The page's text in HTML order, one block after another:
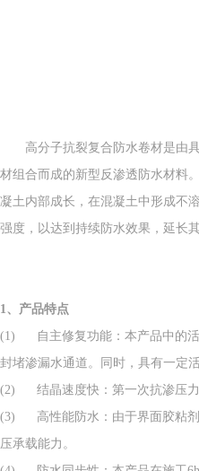
高分子抗裂复合防水卷材是由
材组合而成的新型反渗透防水材料
凝土内部成长，在混凝土中形成不
强度，以达到持续防水效果，延长其
1、产品特点
(1) 自主修复功能：本产品中的活
封堵渗漏水通道。同时，具有一定
(2) 结晶速度快：第一次抗渗压力
(3) 高性能防水：由于界面胶粘剂
压承载能力。